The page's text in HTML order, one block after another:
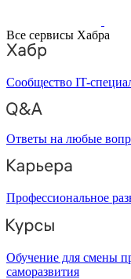
Все сервисы Хабра
Сообщество IT-
Ответы на любые
Профессиональное
Обучение для смены
саморазвития